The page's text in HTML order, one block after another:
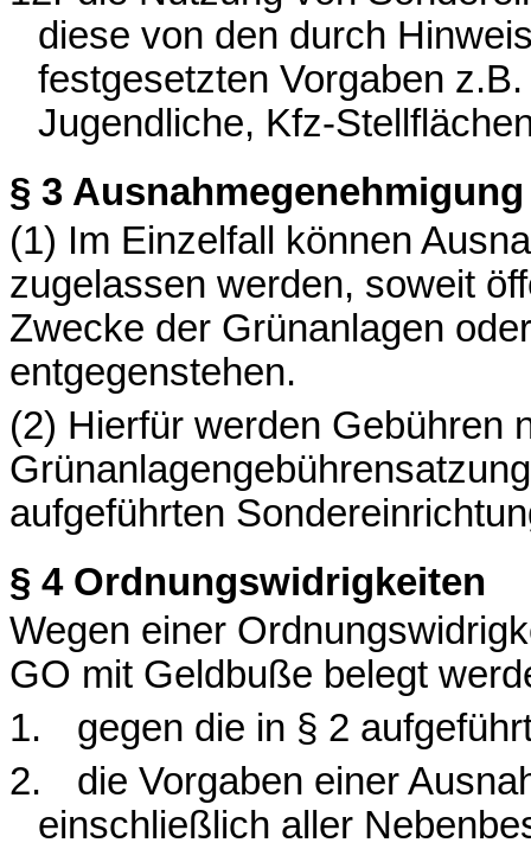
diese von den durch
festgesetzten Vorgaben
Jugendliche, Kfz-
§ 3 Ausnahmegenehmigung
(1) Im Einzelfall können
zugelassen werden, soweit
Zwecke der Grünanlagen
entgegenstehen.
(2) Hierfür werden Gebühren
aufgeführten
§ 4 Ordnungswidrigkeiten
Wegen einer
GO mit Geldbuße belegt
1.
gegen die in § 2
2.
die Vorgaben einer
einschließlich aller